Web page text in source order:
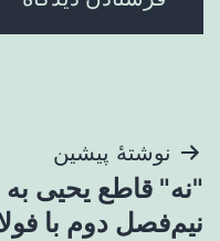
راهبری
نوشته
نوشتهٔ پیشین
"نه" قاطع یحیی
نیم‌فصل دوم با